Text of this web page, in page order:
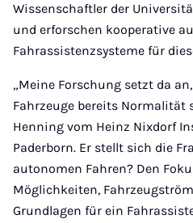
Wissenschaftler der
und erforschen kooperative
Fahrassistenzsysteme für
„Meine Forschung setzt da
Fahrzeuge bereits Normalität
Henning vom Heinz Nixdorf
Paderborn. Er stellt sich die
autonomen Fahren? Den
Möglichkeiten,
Grundlagen für ein